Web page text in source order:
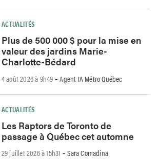
ACTUALITÉS
Plus de 500 000 $ pour la mise en
valeur des jardins Marie-
Charlotte-Bédard
4 août 2026 à 9h49 -Agent IA Métro Québec
ACTUALITÉS
Les Raptors de Toronto de
passage à Québec cet automne
29 juillet 2026 à 15h31 -Sara Comadina